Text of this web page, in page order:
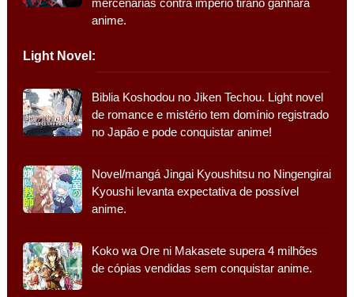
mercenárias contra império tirano ganhará
anime.
Light Novel:
Biblia Koshodou no Jiken Techou. Light novel
de romance e mistério tem domínio registrado
no Japão e pode conquistar anime!
Novel/mangá Jingai Kyoushitsu no Ningengirai
Kyoushi levanta expectativa de possível
anime.
Koko wa Ore ni Makasete supera 4 milhões
de cópias vendidas sem conquistar anime.